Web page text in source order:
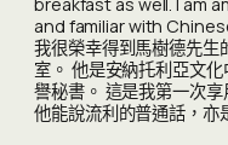
and familiar with
我很榮幸得到馬樹德先生
室。 他是安納托利亞文
譽秘書。 這是我第一次
他能說流利的普通話，亦